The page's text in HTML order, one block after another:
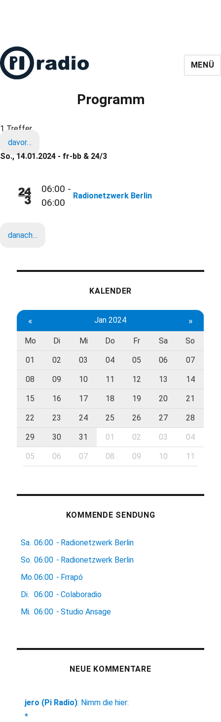
MENÜ
Programm
1 Treffer
davor…
So., 14.01.2024 - fr-bb & 24/3
06:00 -
06:00
Radionetzwerk Berlin
danach…
KALENDER
« Jan 2024 »
Mo Di Mi Do Fr Sa So
01 02 03 04 05 06 07
08 09 10 11 12 13 14
15 16 17 18 19 20 21
22 23 24 25 26 27 28
29 30 31 01 02 03 04
05 06 07 08 09 10 11
KOMMENDE SENDUNG
Sa. 06:00 - Radionetzwerk Berlin
So. 06:00 - Radionetzwerk Berlin
Mo.06:00 - Frrapó
Di.
06:00 - Colaboradio
Mi. 06:00 - Studio Ansage
NEUE KOMMENTARE
jero (Pi Radio): Nimm die hier:
*